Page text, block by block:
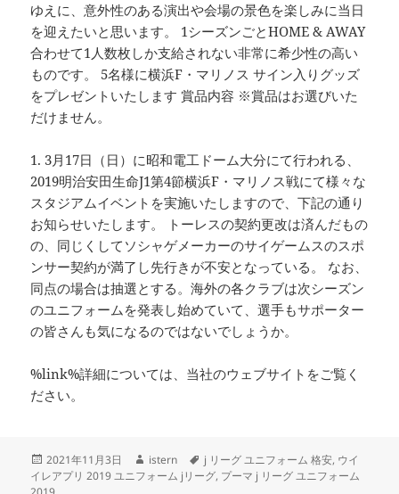
ゆえに、意外性のある演出や会場の景色を楽しみに当日
を迎えたいと思います。 1シーズンごとHOME & AWAY
合わせて1人数枚しか支給されない非常に希少性の高い
ものです。 5名様に横浜F・マリノス サイン入りグッズ
をプレゼントいたします 賞品内容 ※賞品はお選びいた
だけません。
1. 3月17日（日）に昭和電工ドーム大分にて行われる、
2019明治安田生命J1第4節横浜F・マリノス戦にて様々な
スタジアムイベントを実施いたしますので、下記の通り
お知らせいたします。 トーレスの契約更改は済んだもの
の、同じくしてソシャゲメーカーのサイゲームスのスポ
ンサー契約が満了し先行きが不安となっている。 なお、
同点の場合は抽選とする。海外の各クラブは次シーズン
のユニフォームを発表し始めていて、選手もサポーター
の皆さんも気になるのではないでしょうか。
%link%詳細については、当社のウェブサイトをご覧く
ださい。
投
稿
日:
2021年11月3日
作
成
istern
タ
グ
j リーグ ユニフォーム 格安, ウイ
イレアプリ 2019 ユニフォーム jリーグ, プーマ j リーグ ユニフォーム